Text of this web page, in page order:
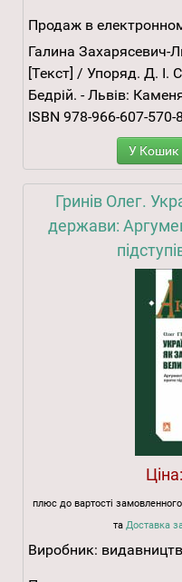
Продаж в
Галина
[Текст] / Упоряд. Д. І.
Бедрій. - Львів:
ISBN 978-966-607-570-8
У Кошик
Гринів Олег.
держави:
Ціна:
плюс до вартості
та Доставка
Виробник: